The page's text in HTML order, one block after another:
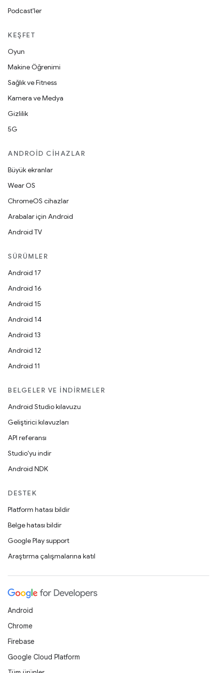
Podcast'ler
KEŞFET
Oyun
Makine Öğrenimi
Sağlık ve Fitness
Kamera ve Medya
Gizlilik
5G
ANDROID CIHAZLAR
Büyük ekranlar
Wear OS
ChromeOS cihazlar
Arabalar için Android
Android TV
SÜRÜMLER
Android 17
Android 16
Android 15
Android 14
Android 13
Android 12
Android 11
BELGELER VE İNDIRMELER
Android Studio kılavuzu
Geliştirici kılavuzları
API referansı
Studio'yu indir
Android NDK
DESTEK
Platform hatası bildir
Belge hatası bildir
Google Play support
Araştırma çalışmalarına katıl
Android
Chrome
Firebase
Google Cloud Platform